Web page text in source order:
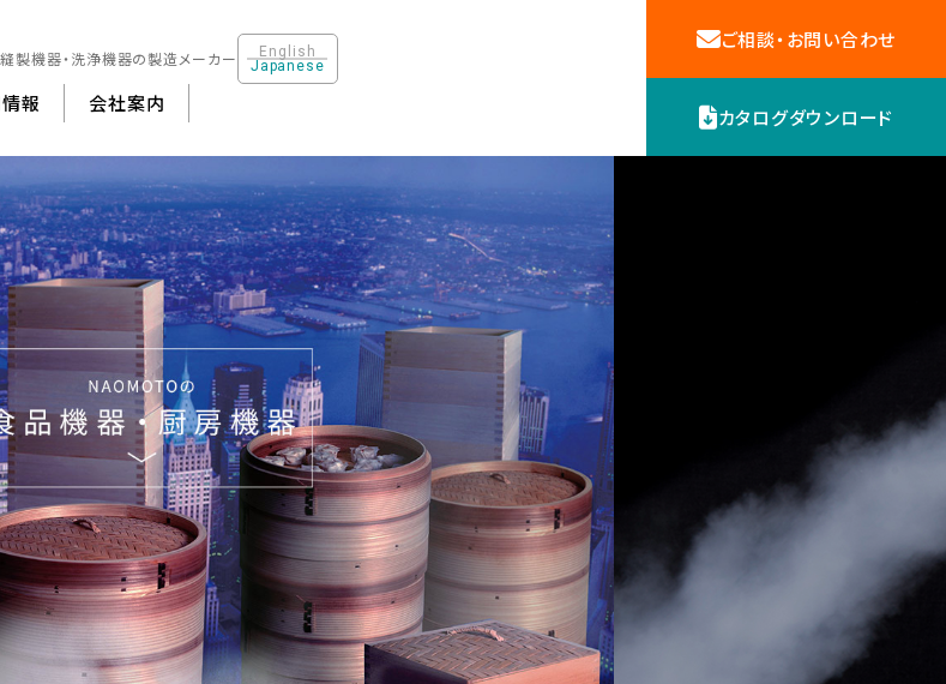
製機器・洗浄機器の製造メーカー
English
Japanese
グ機器 食品機器 ・厨房機器 洗浄機器 その他機器
報 会社案内
会社概要 沿革
カタログダウンロード
ご相談・お問い合わせ